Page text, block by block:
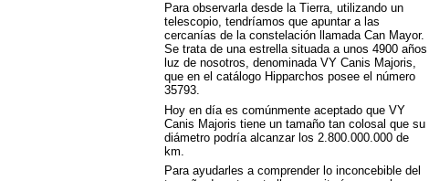
Para observarla desde la Tierra, utilizando un
telescopio, tendríamos que apuntar a las
cercanías de la constelación llamada Can Mayor.
Se trata de una estrella situada a unos 4900 años
luz de nosotros, denominada VY Canis Majoris,
que en el catálogo Hipparchos posee el número
35793.
Hoy en día es comúnmente aceptado que VY
Canis Majoris tiene un tamaño tan colosal que su
diámetro podría alcanzar los 2.800.000.000 de
km.
Para ayudarles a comprender lo inconcebible del